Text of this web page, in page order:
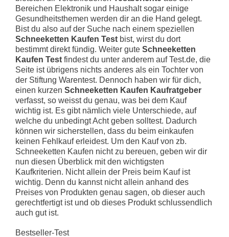
Bereichen Elektronik und Haushalt sogar einige
Gesundheitsthemen werden dir an die Hand gelegt.
Bist du also auf der Suche nach einem speziellen
Schneeketten Kaufen Test bist, wirst du dort
bestimmt direkt fündig. Weiter gute Schneeketten
Kaufen Test findest du unter anderem auf Test.de, die
Seite ist übrigens nichts anderes als ein Tochter von
der Stiftung Warentest. Dennoch haben wir für dich,
einen kurzen Schneeketten Kaufen Kaufratgeber
verfasst, so weisst du genau, was bei dem Kauf
wichtig ist. Es gibt nämlich viele Unterschiede, auf
welche du unbedingt Acht geben solltest. Dadurch
können wir sicherstellen, dass du beim einkaufen
keinen Fehlkauf erleidest. Um den Kauf von zb.
Schneeketten Kaufen nicht zu bereuen, geben wir dir
nun diesen Überblick mit den wichtigsten
Kaufkriterien. Nicht allein der Preis beim Kauf ist
wichtig. Denn du kannst nicht allein anhand des
Preises von Produkten genau sagen, ob dieser auch
gerechtfertigt ist und ob dieses Produkt schlussendlich
auch gut ist.
Bestseller-Test